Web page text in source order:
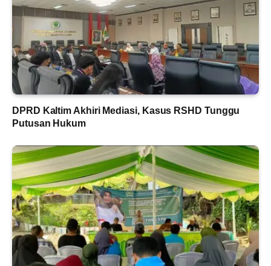
DPRD Kaltim Akhiri Mediasi, Kasus RSHD Tunggu
Putusan Hukum